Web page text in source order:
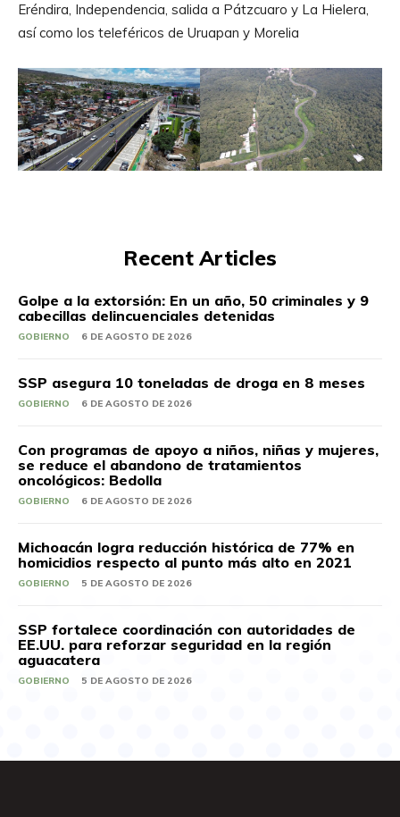
Eréndira, Independencia, salida a Pátzcuaro y La Hielera,
así como los teleféricos de Uruapan y Morelia
Recent Articles
Golpe a la extorsión: En un año, 50 criminales y 9
cabecillas delincuenciales detenidas
GOBIERNO 6 DE AGOSTO DE 2026
SSP asegura 10 toneladas de droga en 8 meses
GOBIERNO 6 DE AGOSTO DE 2026
Con programas de apoyo a niños, niñas y mujeres,
se reduce el abandono de tratamientos
oncológicos: Bedolla
GOBIERNO 6 DE AGOSTO DE 2026
Michoacán logra reducción histórica de 77% en
homicidios respecto al punto más alto en 2021
GOBIERNO 5 DE AGOSTO DE 2026
SSP fortalece coordinación con autoridades de
EE.UU. para reforzar seguridad en la región
aguacatera
GOBIERNO 5 DE AGOSTO DE 2026